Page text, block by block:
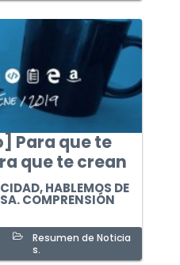
Para que te
que te crean
HABLEMOS DE
COMPRENSIÓN
Resumen de Noticia
s.